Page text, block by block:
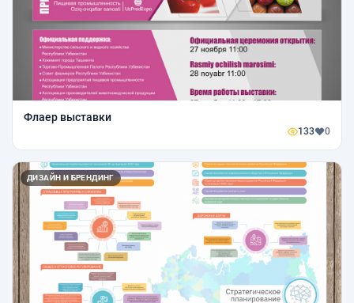
Флаер выставки
133 0
ДИЗАЙН И БРЕНДИНГ